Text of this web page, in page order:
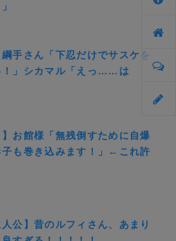
綱手さん「下忍だけでサスケを
！」シカマル「えっ……は
】お館様「無残倒すために自爆
子も巻き込みます！」←これ許
人公】昔のルフィさん、あまり